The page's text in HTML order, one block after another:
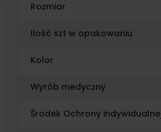
Rozmiar
Ilość szt w opakowaniu
Kolor
Wyrób medyczny
Środek Ochrony